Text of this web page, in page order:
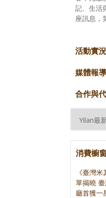
記、生活
座訊息，
活動實
媒體報
合作與
消費櫥
《臺灣
單揭曉
廳首獲一